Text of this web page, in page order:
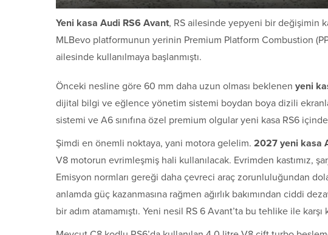
Yeni kasa Audi RS6 Avant, RS ailesinde yepyeni bir değişimin
MLBevo platformunun yerinin Premium Platform Combustion
ailesinde kullanılmaya başlanmıştı.
Önceki nesline göre 60 mm daha uzun olması beklenen yeni
dijital bilgi ve eğlence yönetim sistemi boydan boya dizili
sistemi ve A6 sınıfına özel premium olgular yeni kasa RS6
Şimdi en önemli noktaya, yani motora gelelim. 2027 yeni kasa
V8 motorun evrimleşmiş hali kullanılacak. Evrimden kastımız,
Emisyon normları gereği daha çevreci araç zorunluluğundan
anlamda güç kazanmasına rağmen ağırlık bakımından ciddi
bir adım atamamıştı. Yeni nesil RS 6 Avant’ta bu tehlike ile karşı